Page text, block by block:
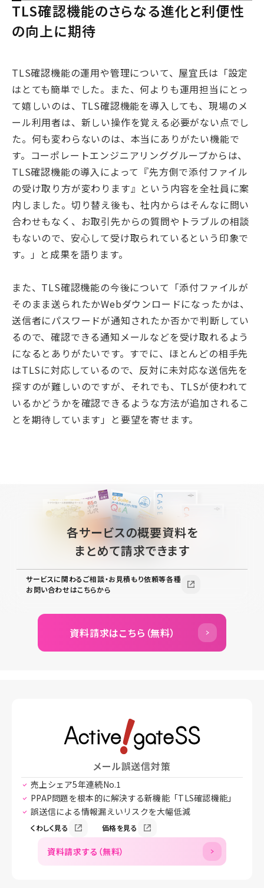
TLS確認機能のさらなる進化と利便性
の向上に期待
TLS確認機能の運用や管理について、屋宜氏は「設定
はとても簡単でした。また、何よりも運用担当にとっ
て嬉しいのは、TLS確認機能を導入しても、現場のメ
ール利用者は、新しい操作を覚える必要がない点でし
た。何も変わらないのは、本当にありがたい機能で
す。コーポレートエンジニアリンググループからは、
TLS確認機能の導入によって『先方側で添付ファイル
の受け取り方が変わります』という内容を全社員に案
内しました。切り替え後も、社内からはそんなに問い
合わせもなく、お取引先からの質問やトラブルの相談
もないので、安心して受け取られているという印象で
す。」と成果を語ります。
また、TLS確認機能の今後について「添付ファイルが
そのまま送られたかWebダウンロードになったかは、
送信者にパスワードが通知されたか否かで判断してい
るので、確認できる通知メールなどを受け取れるよう
になるとありがたいです。すでに、ほとんどの相手先
はTLSに対応しているので、反対に未対応な送信先を
探すのが難しいのですが、それでも、TLSが使われて
いるかどうかを確認できるような方法が追加されるこ
とを期待しています」と要望を寄せます。
各サービスの概要資料を
まとめて請求できます
サービスに関わるご相談・お見積もり依頼等各種
お問い合わせはこちらから
資料請求はこちら（無料）
メール誤送信対策
売上シェア5年連続No.1
PPAP問題を根本的に解決する新機能「TLS確認機能」
誤送信による情報漏えいリスクを大幅低減
くわしく見る 価格を見る
資料請求する（無料）